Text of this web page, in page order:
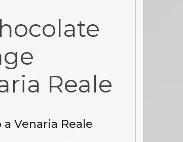
Reale
Venaria Reale